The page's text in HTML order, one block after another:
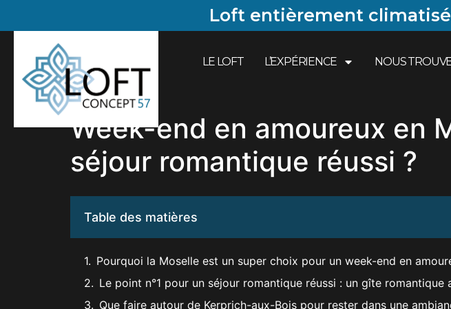
Loft entièrement
LE LOFT L’EXPÉRIENCE NOUS
Week-end en amoureux en
séjour romantique réussi ?
Table des matières
Pourquoi la Moselle est un super choix pour un week-end en
Le point n°1 pour un séjour romantique réussi : un gîte
Que faire autour de Kerprich-aux-Bois pour rester dans une